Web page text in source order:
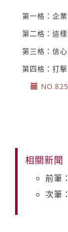
第一格：企
第二格：這
第三格：信
第四格：打
相關新聞
前筆
次筆